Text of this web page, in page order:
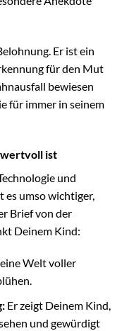
Er ist ein
für den Mut
bewiesen
für immer in seinem
wertvoll ist
und
umso wichtiger,
Brief von der
Deinem Kind:
Welt voller
Er zeigt Deinem Kind,
und gewürdigt